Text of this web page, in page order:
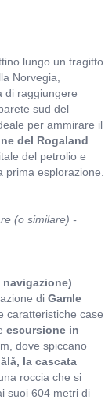
lungo un tragitto
Norvegia,
di raggiungere
sud del
per ammirare il
del Rogaland
del petrolio e
esplorazione.
(o similare) -
navigazione)
di Gamle
caratteristiche case
escursione in
dove spiccano
la cascata
roccia che si
suoi 604 metri di